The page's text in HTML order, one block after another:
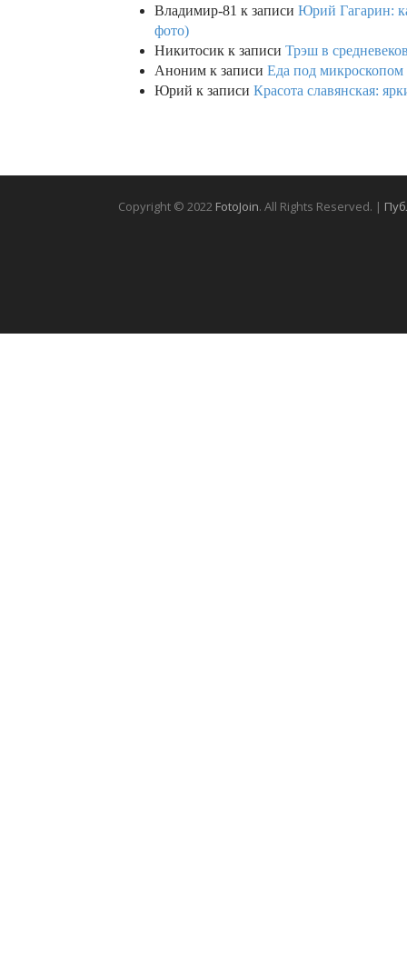
Владимир-81 к записи Юрий Гагарин:
фото)
Никитосик к записи Трэш в
Аноним к записи Еда под микроскопом
Юрий к записи Красота славянская:
Copyright © 2022 FotoJoin. All Rights Reserved. |